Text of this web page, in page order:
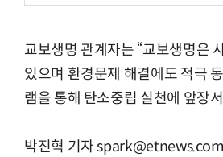
교보생명 관계자는 “교보생명은
있으며 환경문제 해결에도 적극
램을 통해 탄소중립 실천에 앞장
박진혁 기자 spark@etnews.com